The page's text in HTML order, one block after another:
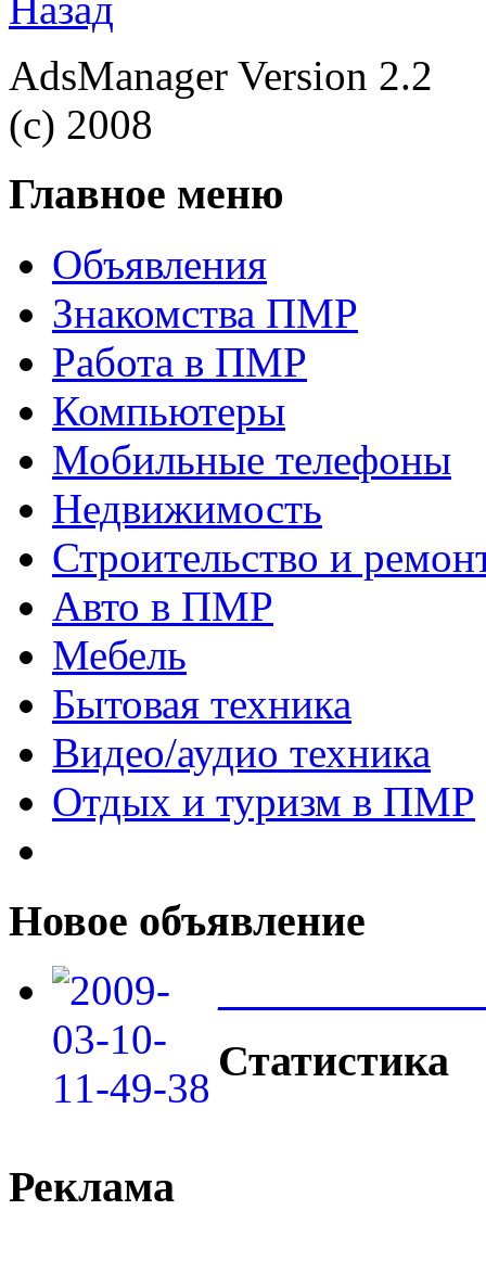
AdsManager Version 2.2
(c) 2008
Главное меню
Объявления
Знакомства ПМР
Работа в ПМР
Компьютеры
Мобильные телефоны
Недвижимость
Строительство и
Авто в ПМР
Мебель
Бытовая техника
Видео/аудио техника
Отдых и туризм в ПМР
Новое объявление
Статистика
Реклама